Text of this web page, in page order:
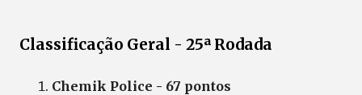
Classificação Geral - 25ª Rodada
Chemik Police - 67 pontos